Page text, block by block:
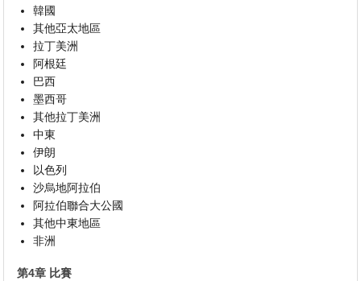
韓國
其他亞太地區
拉丁美洲
阿根廷
巴西
墨西哥
其他拉丁美洲
中東
伊朗
以色列
沙烏地阿拉伯
阿拉伯聯合大公國
其他中東地區
非洲
第4章 比賽